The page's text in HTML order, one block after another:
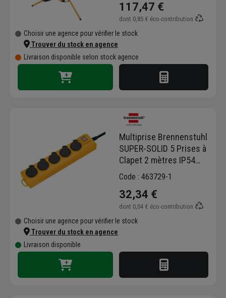
m de câble
117,47 €
dont 0,85 € éco-contribution
Choisir une agence pour vérifier le stock
Trouver du stock en agence
Livraison disponible selon stock agence
Multiprise Brennenstuhl
SUPER-SOLID 5 Prises à
Clapet 2 mètres IP54
H05VV-F 3G1,5
Code : 463729-1
32,34 €
dont 0,04 € éco-contribution
Choisir une agence pour vérifier le stock
Trouver du stock en agence
Livraison disponible